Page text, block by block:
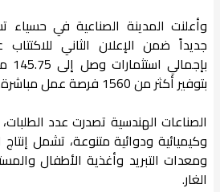
جديداً ضمن الإعلان الثاني
بتوفير أكثر من 1560 فرصة عمل مباشرة.
الصناعات الهندسية تصدرت عدد
وكيميائية ودوائية متنوعة، تشمل إنتاج
ومعدات التبريد وأغذية الأطفال
الغار.